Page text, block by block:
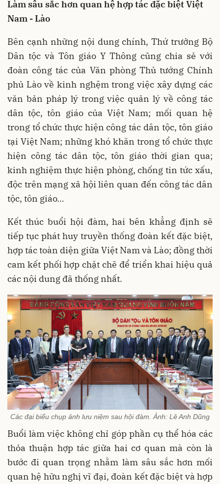
Làm sâu sắc hơn quan hệ hợp tác đặc biệt Việt
Nam - Lào
Bên cạnh những nội dung chính, Thứ trưởng Bộ
Dân tộc và Tôn giáo Y Thông cũng chia sẻ với
đoàn công tác của Văn phòng Thủ tướng Chính
phủ Lào về kinh nghệm trong việc xây dựng các
văn bản pháp lý trong việc quản lý về công tác
dân tộc, tôn giáo của Việt Nam; mối quan hệ
trong tổ chức thực hiện công tác dân tộc, tôn giáo
tại Việt Nam; những khó khăn trong tổ chức thực
hiện công tác dân tộc, tôn giáo thời gian qua;
kinh nghiệm thực hiện phòng, chống tin tức xấu,
độc trên mạng xã hội liên quan đến công tác dân
tộc, tôn giáo…
Kết thúc buổi hội đàm, hai bên khẳng định sẽ
tiếp tục phát huy truyền thống đoàn kết đặc biệt,
hợp tác toàn diện giữa Việt Nam và Lào; đồng thời
cam kết phối hợp chặt chẽ để triển khai hiệu quả
các nội dung đã thống nhất.
Các đại biểu chụp ảnh lưu niệm sau hội đàm. Ảnh: Lê Anh Dũng
Buổi làm việc không chỉ góp phần cụ thể hóa các
thỏa thuận hợp tác giữa hai cơ quan mà còn là
bước đi quan trọng nhằm làm sâu sắc hơn mối
quan hệ hữu nghị vĩ đại, đoàn kết đặc biệt và hợp